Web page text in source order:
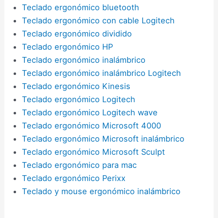
Teclado ergonómico bluetooth
Teclado ergonómico con cable Logitech
Teclado ergonómico dividido
Teclado ergonómico HP
Teclado ergonómico inalámbrico
Teclado ergonómico inalámbrico Logitech
Teclado ergonómico Kinesis
Teclado ergonómico Logitech
Teclado ergonómico Logitech wave
Teclado ergonómico Microsoft 4000
Teclado ergonómico Microsoft inalámbrico
Teclado ergonómico Microsoft Sculpt
Teclado ergonómico para mac
Teclado ergonómico Perixx
Teclado y mouse ergonómico inalámbrico